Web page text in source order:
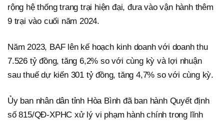
rộng hệ thống trang trại hiện đại, đưa vào vận hành thêm
9 trại vào cuối năm 2024.
Năm 2023, BAF lên kế hoạch kinh doanh với doanh thu
7.526 tỷ đồng, tăng 6,2% so với cùng kỳ và lợi nhuận
sau thuế dự kiến 301 tỷ đồng, tăng 4,7% so với cùng kỳ.
Ủy ban nhân dân tỉnh Hòa Bình đã ban hành Quyết định
số 815/QĐ-XPHC xử lý vi phạm hành chính trong lĩnh